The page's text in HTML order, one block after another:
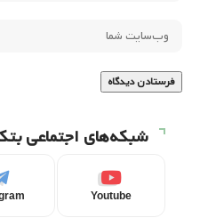
شبکه‌های اجتماعی
Youtube